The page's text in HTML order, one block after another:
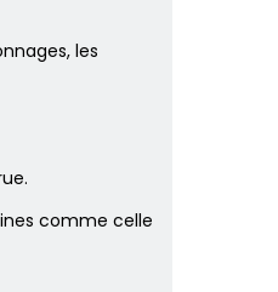
les
comme celle